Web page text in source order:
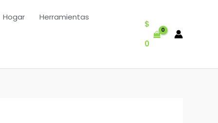
Hogar Herramientas
$
0